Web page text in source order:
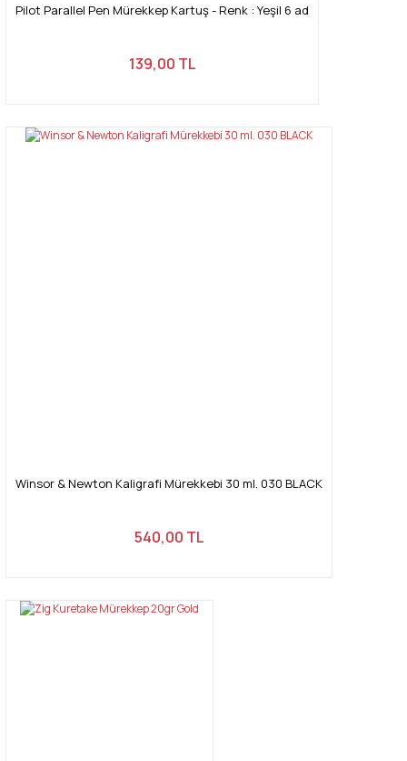
Pilot Parallel Pen Mürekkep Kartuş - Renk : Yeşil 6 ad
139,00 TL
Winsor & Newton Kaligrafi Mürekkebi 30 ml. 030 BLACK
540,00 TL